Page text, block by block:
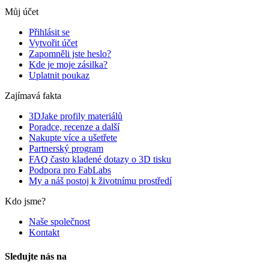
Můj účet
Přihlásit se
Vytvořit účet
Zapomněli jste heslo?
Kde je moje zásilka?
Uplatnit poukaz
Zajímavá fakta
3DJake profily materiálů
Poradce, recenze a další
Nakupte více a ušetřete
Partnerský program
FAQ často kladené dotazy o 3D tisku
Podpora pro FabLabs
My a náš postoj k životnímu prostředí
Kdo jsme?
Naše společnost
Kontakt
Sledujte nás na